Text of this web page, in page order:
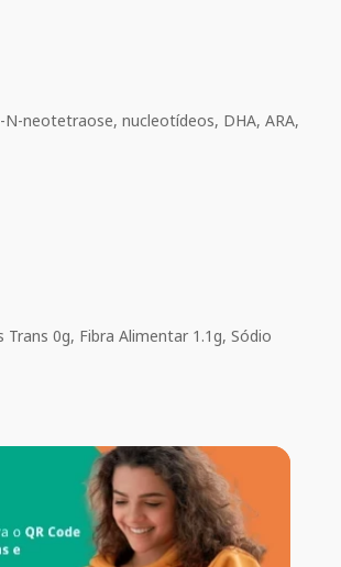
neotetraose, nucleotídeos, DHA, ARA,
0g, Fibra Alimentar 1.1g, Sódio